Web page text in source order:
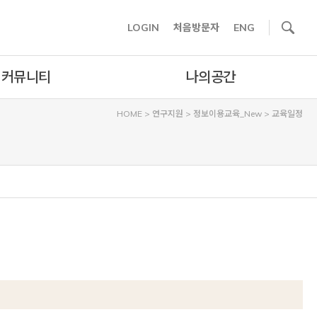
LOGIN 처음방문자 ENG
커뮤니티 나의공간
HOME > 연구지원 > 정보이용교육_New > 교육일정